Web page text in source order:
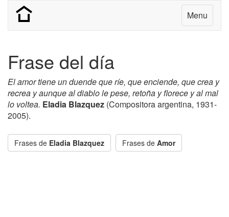
Menu
Frase del día
El amor tiene un duende que ríe, que enciende, que crea y
recrea y aunque al diablo le pese, retoña y florece y al mal
lo voltea. Eladia Blazquez (Compositora argentina, 1931-
2005).
Frases de Eladia Blazquez Frases de Amor